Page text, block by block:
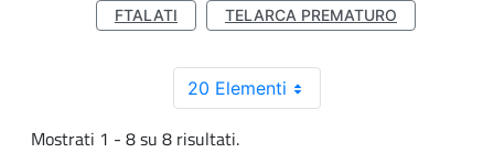
FTALATI
TELARCA PREMATURO
20 Elementi
Mostrati 1 - 8 su 8 risultati.